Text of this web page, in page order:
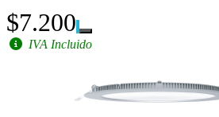
$7.200
IVA Incluido